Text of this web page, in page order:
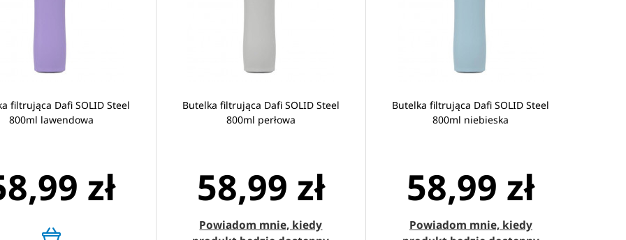
filtrująca Dafi SOLID Steel
800ml lawendowa
zł
Butelka filtrująca Dafi SOLID Steel
800ml perłowa
58,99 zł
Powiadom mnie, kiedy
Butelka filtrująca Dafi SOLID Steel
800ml niebieska
58,99 zł
Powiadom mnie, kiedy